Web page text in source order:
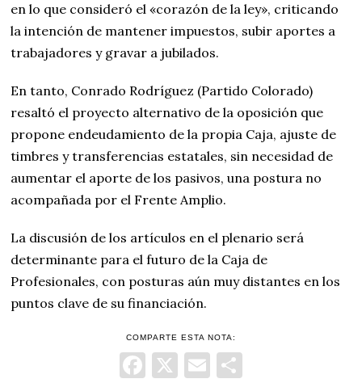
en lo que consideró el «corazón de la ley», criticando
la intención de mantener impuestos, subir aportes a
trabajadores y gravar a jubilados.
En tanto, Conrado Rodríguez (Partido Colorado)
resaltó el proyecto alternativo de la oposición que
propone endeudamiento de la propia Caja, ajuste de
timbres y transferencias estatales, sin necesidad de
aumentar el aporte de los pasivos, una postura no
acompañada por el Frente Amplio.
La discusión de los artículos en el plenario será
determinante para el futuro de la Caja de
Profesionales, con posturas aún muy distantes en los
puntos clave de su financiación.
COMPARTE ESTA NOTA:
Facebook
X Email